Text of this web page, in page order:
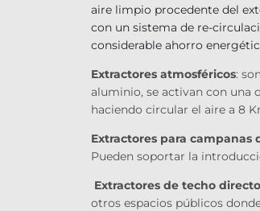
aire limpio procedente del
con un sistema de re-
considerable ahorro
Extractores atmosféricos:
aluminio, se activan con una
haciendo circular el aire a 8
Extractores para campanas
Pueden soportar la
Extractores de techo
otros espacios públicos